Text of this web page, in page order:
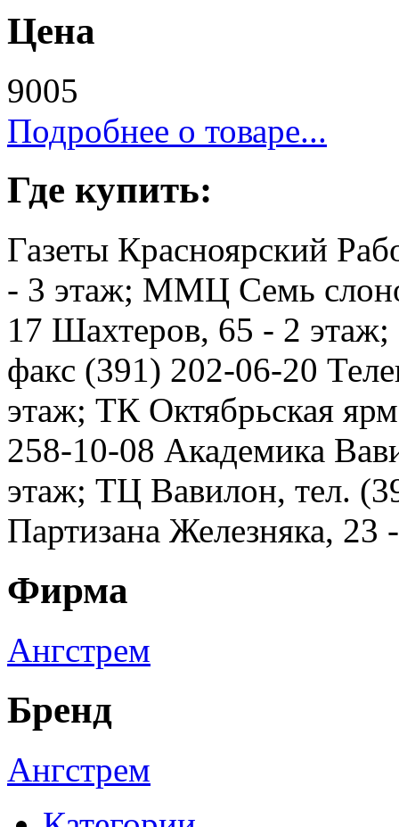
Цена
9005
Подробнее о товаре...
Где купить:
Газеты Красноярский
- 3 этаж; ММЦ Семь
17 Шахтеров, 65 - 2
факс (391) 202-06-20
этаж; ТК Октябрьская
258-10-08 Академика
этаж; ТЦ Вавилон, тел.
Партизана Железняка,
Фирма
Ангстрем
Бренд
Ангстрем